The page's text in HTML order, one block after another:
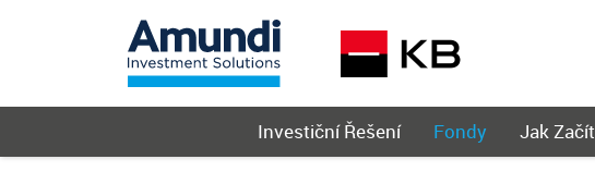
Investiční Řešení Fondy Jak Začít